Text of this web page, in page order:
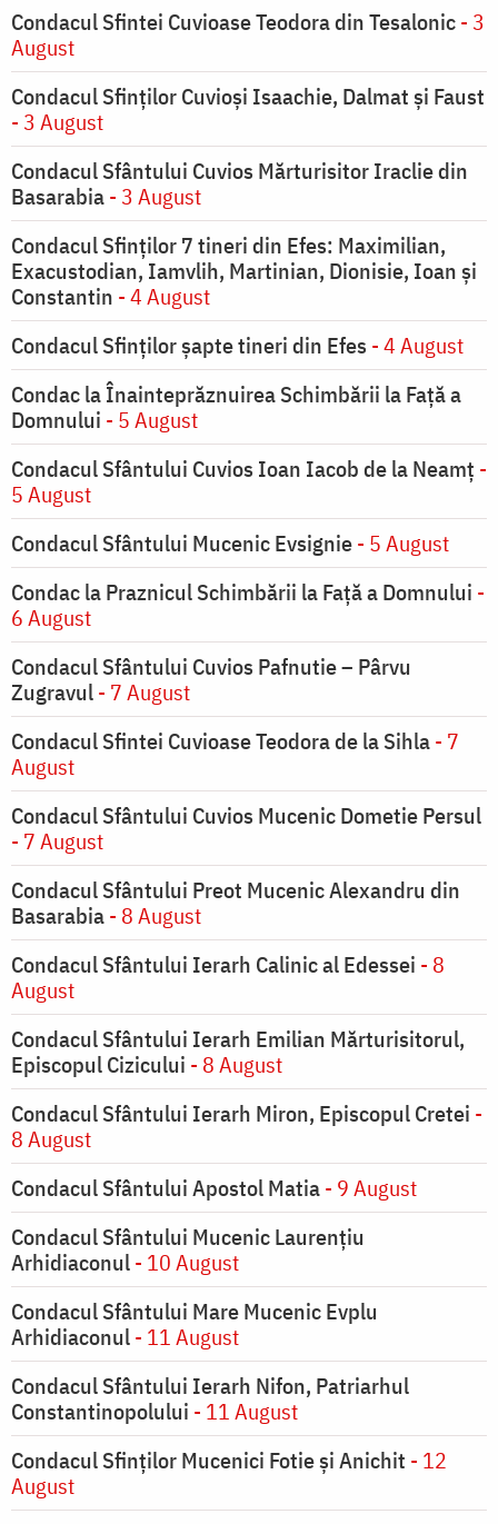
Condacul Sfintei Cuvioase Teodora din Tesalonic- 3
August
Condacul Sfinţilor Cuvioşi Isaachie, Dalmat şi Faust
- 3 August
Condacul Sfântului Cuvios Mărturisitor Iraclie din
Basarabia- 3 August
Condacul Sfinţilor 7 tineri din Efes: Maximilian,
Exacustodian, Iamvlih, Martinian, Dionisie, Ioan şi
Constantin - 4 August
Condacul Sfinţilor şapte tineri din Efes - 4 August
Condac la Înainteprăznuirea Schimbării la Faţă a
Domnului - 5 August
Condacul Sfântului Cuvios Ioan Iacob de la Neamț -
5 August
Condacul Sfântului Mucenic Evsignie- 5 August
Condac la Praznicul Schimbării la Faţă a Domnului -
6 August
Condacul Sfântului Cuvios Pafnutie – Pârvu
Zugravul- 7 August
Condacul Sfintei Cuvioase Teodora de la Sihla- 7
August
Condacul Sfântului Cuvios Mucenic Dometie Persul
- 7 August
Condacul Sfântului Preot Mucenic Alexandru din
Basarabia- 8 August
Condacul Sfântului Ierarh Calinic al Edessei - 8
August
Condacul Sfântului Ierarh Emilian Mărturisitorul,
Episcopul Cizicului - 8 August
Condacul Sfântului Ierarh Miron, Episcopul Cretei -
8 August
Condacul Sfântului Apostol Matia- 9 August
Condacul Sfântului Mucenic Laurențiu
Arhidiaconul- 10 August
Condacul Sfântului Mare Mucenic Evplu
Arhidiaconul- 11 August
Condacul Sfântului Ierarh Nifon, Patriarhul
Constantinopolului - 11 August
Condacul Sfinţilor Mucenici Fotie şi Anichit - 12
August